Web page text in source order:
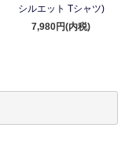
シルエット Tシャツ)
7,980円(内税)